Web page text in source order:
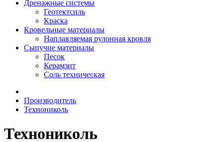
Дренажные системы
Геотектсиль
Краска
Кровельные материалы
Наплавляемая рулонная кровля
Сыпучие материалы
Песок
Керамзит
Соль техническая
Производитель
Технониколь
Технониколь